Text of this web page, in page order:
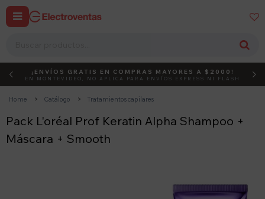
 
DEBUT ACTIVÁ EL CÓDIGO
¡ENVÍOS GRATIS EN COMPRAS MAYORES A $2000!
EN MONTEVIDEO, NO APLICA PARA ENVÍOS EXPRESS NI FLASH
Home Catálogo Tratamientos capilares
Pack L'oréal Prof Keratin Alpha Shampoo +
Máscara + Smooth